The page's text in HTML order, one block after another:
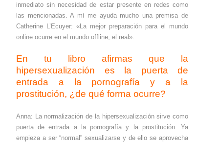
inmediato sin necesidad de estar presente en redes como
las mencionadas. A mí me ayuda mucho una premisa de
Catherine L’Ecuyer: «La mejor preparación para el mundo
online ocurre en el mundo offline, el real».
En tu libro afirmas que la
hipersexualización es la puerta de
entrada a la pornografía y a la
prostitución, ¿de qué forma ocurre?
Anna: La normalización de la hipersexualización sirve como
puerta de entrada a la pornografía y la prostitución. Ya
empieza a ser “normal” sexualizarse y de ello se aprovecha